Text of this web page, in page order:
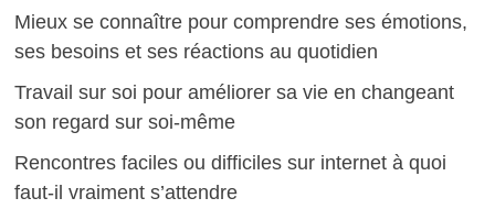
Mieux se connaître pour comprendre ses émotions,
ses besoins et ses réactions au quotidien
Travail sur soi pour améliorer sa vie en changeant
son regard sur soi-même
Rencontres faciles ou difficiles sur internet à quoi
faut-il vraiment s’attendre